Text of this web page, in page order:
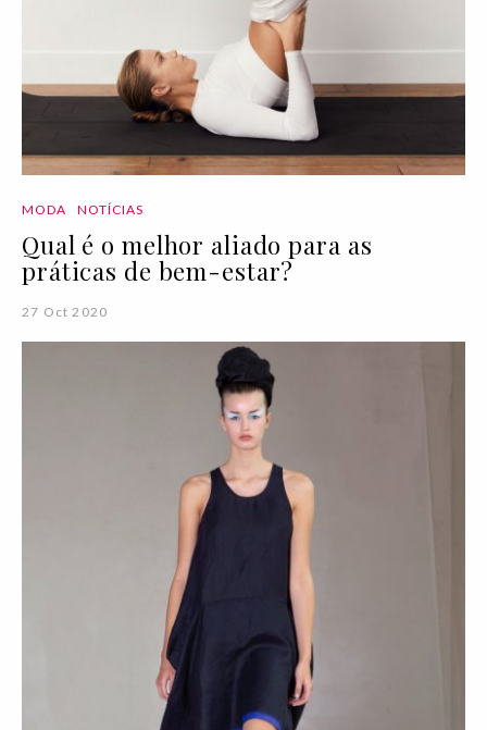
MODA NOTÍCIAS
Qual é o melhor aliado para as
práticas de bem-estar?
27 Oct 2020